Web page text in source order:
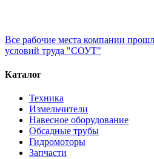
Все рабочие места компании
условий труда "СОУТ"
Каталог
Техника
Измельчители
Навесное оборудование
Обсадные трубы
Гидромоторы
Запчасти